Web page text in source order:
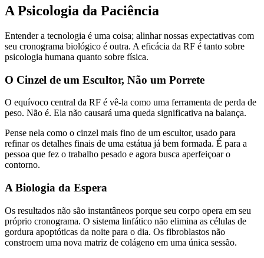
A Psicologia da Paciência
Entender a tecnologia é uma coisa; alinhar nossas expectativas com
seu cronograma biológico é outra. A eficácia da RF é tanto sobre
psicologia humana quanto sobre física.
O Cinzel de um Escultor, Não um Porrete
O equívoco central da RF é vê-la como uma ferramenta de perda de
peso. Não é. Ela não causará uma queda significativa na balança.
Pense nela como o cinzel mais fino de um escultor, usado para
refinar os detalhes finais de uma estátua já bem formada. É para a
pessoa que fez o trabalho pesado e agora busca aperfeiçoar o
contorno.
A Biologia da Espera
Os resultados não são instantâneos porque seu corpo opera em seu
próprio cronograma. O sistema linfático não elimina as células de
gordura apoptóticas da noite para o dia. Os fibroblastos não
constroem uma nova matriz de colágeno em uma única sessão.